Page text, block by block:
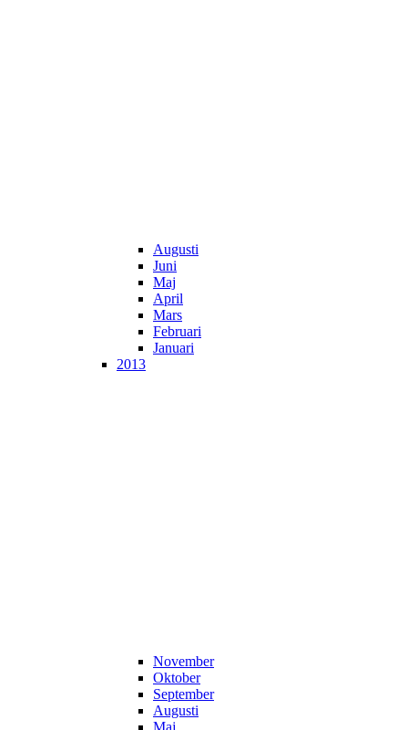
Augusti
Juni
Maj
April
Mars
Februari
Januari
2013
November
Oktober
September
Augusti
Maj